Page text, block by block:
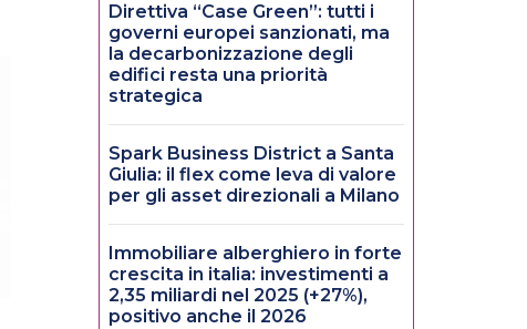
Direttiva “Case Green”: tutti i
governi europei sanzionati, ma
la decarbonizzazione degli
edifici resta una priorità
strategica
Spark Business District a Santa
Giulia: il flex come leva di valore
per gli asset direzionali a Milano
Immobiliare alberghiero in forte
crescita in italia: investimenti a
2,35 miliardi nel 2025 (+27%),
positivo anche il 2026